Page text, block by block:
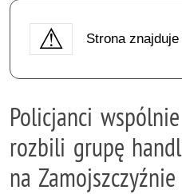
Strona
Policjanci
rozbili grupę
na Zamojszczyźnie